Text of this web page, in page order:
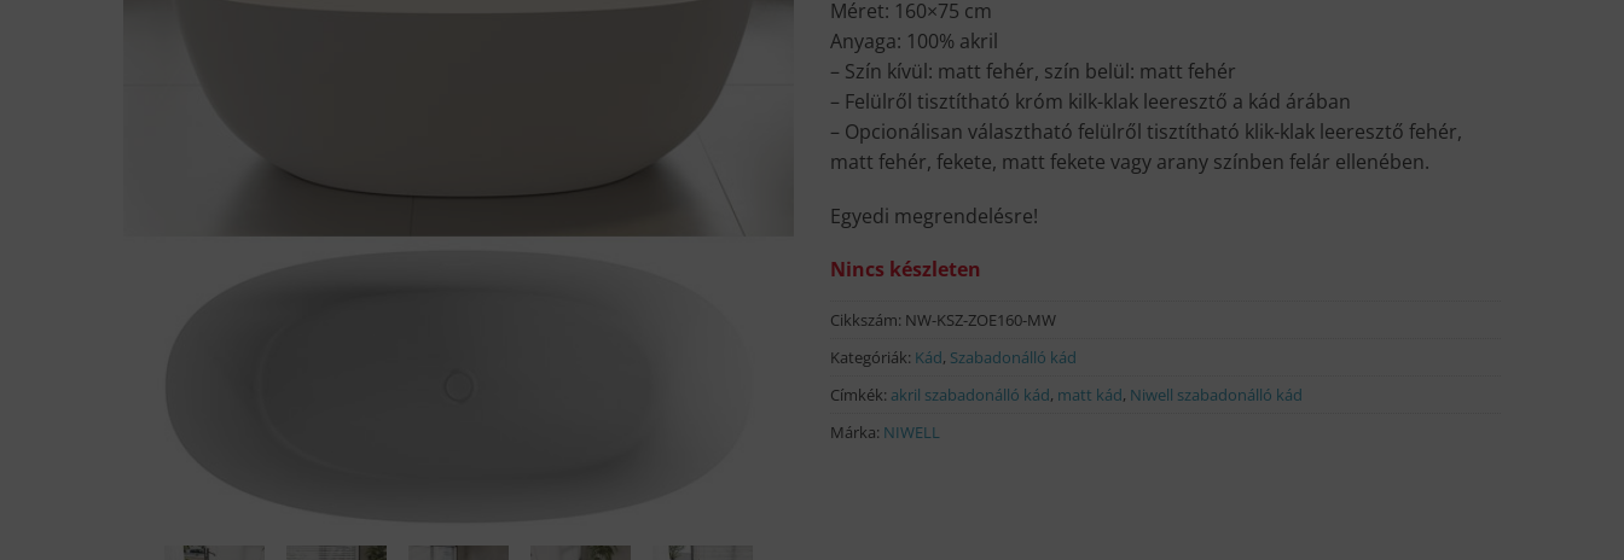
Méret: 160×75 cm
Anyaga: 100% akril
– Szín kívül: matt fehér, szín belül: matt fehér
– Felülről tisztítható króm kilk-klak leeresztő a kád árában
– Opcionálisan választható felülről tisztítható klik-klak leeresztő fehér,
matt fehér, fekete, matt fekete vagy arany színben felár ellenében.
Egyedi megrendelésre!
Nincs készleten
Cikkszám: NW-KSZ-ZOE160-MW
Kategóriák: Kád, Szabadonálló kád
Címkék: akril szabadonálló kád, matt kád, Niwell szabadonálló kád
Márka: NIWELL